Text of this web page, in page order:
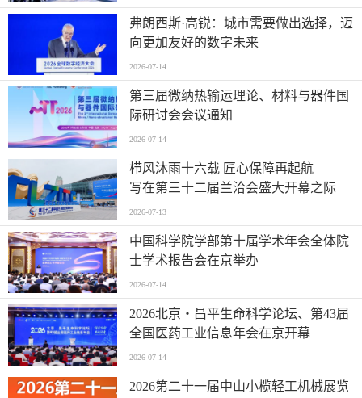
弗朗西斯·高锐：城市需要做出选择，迈
向更加友好的数字未来
2026-07-14
第三届微纳热输运理论、材料与器件国
际研讨会会议通知
2026-07-14
栉风沐雨十六载 匠心保障再起航 ——
写在第三十二届兰洽会盛大开幕之际
2026-07-13
中国科学院学部第十届学术年会全体院
士学术报告会在京举办
2026-07-14
2026北京・昌平生命科学论坛、第43届
全国医药工业信息年会在京开幕
2026-07-14
2026第二十一届中山小榄轻工机械展览